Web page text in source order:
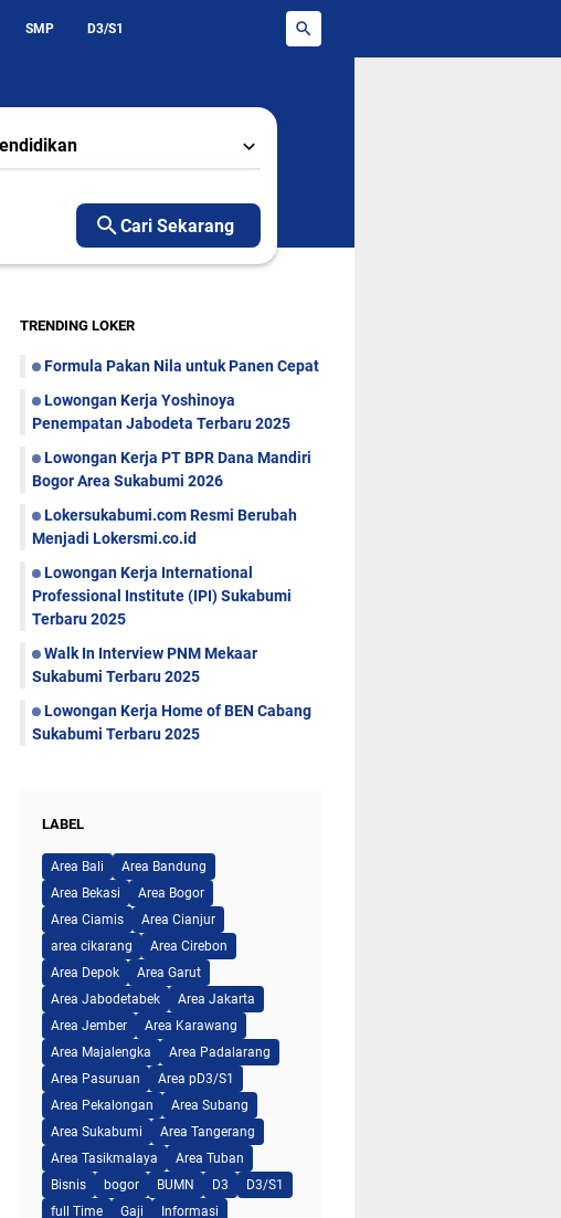
SMP D3/S1
Cari Sekarang
TRENDING LOKER
Formula Pakan Nila untuk Panen Cepat
Lowongan Kerja Yoshinoya
Penempatan Jabodeta Terbaru 2025
Lowongan Kerja PT BPR Dana Mandiri
Bogor Area Sukabumi 2026
Lokersukabumi.com Resmi Berubah
Menjadi Lokersmi.co.id
Lowongan Kerja International
Professional Institute (IPI) Sukabumi
Terbaru 2025
Walk In Interview PNM Mekaar
Sukabumi Terbaru 2025
Lowongan Kerja Home of BEN Cabang
Sukabumi Terbaru 2025
LABEL
Area Bali
Area Bandung
Area Bekasi
Area Bogor
Area Ciamis
Area Cianjur
area cikarang
Area Cirebon
Area Depok
Area Garut
Area Jabodetabek
Area Jakarta
Area Jember
Area Karawang
Area Majalengka
Area Padalarang
Area Pasuruan
Area pD3/S1
Area Pekalongan
Area Subang
Area Sukabumi
Area Tangerang
Area Tasikmalaya
Area Tuban
Bisnis
bogor BUMN D3
D3/S1
full Time
Gaji
Informasi